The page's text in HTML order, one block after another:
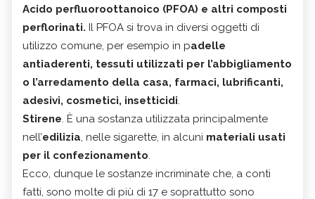
Acido perfluoroottanoico (PFOA) e altri composti
perflorinati. Il PFOA si trova in diversi oggetti di
utilizzo comune, per esempio in padelle
antiaderenti, tessuti utilizzati per l’abbigliamento
o l’arredamento della casa, farmaci, lubrificanti,
adesivi, cosmetici, insetticidi.
Stirene. È una sostanza utilizzata principalmente
nell’edilizia, nelle sigarette, in alcuni materiali usati
per il confezionamento.
Ecco, dunque le sostanze incriminate che, a conti
fatti, sono molte di più di 17 e soprattutto sono